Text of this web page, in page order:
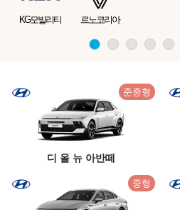
KG모빌리티 르노코리아
준중형
디 올 뉴 아반떼
중형